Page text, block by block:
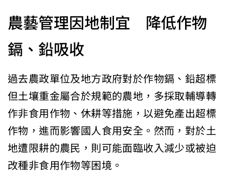
農藝管理因地制宜 降低作物
鎘、鉛吸收
過去農政單位及地方政府對於作物鎘、鉛超標
但土壤重金屬合於規範的農地，多採取輔導轉
作非食用作物、休耕等措施，以避免產出超標
作物，進而影響國人食用安全。然而，對於土
地遭限耕的農民，則可能面臨收入減少或被迫
改種非食用作物等困境。